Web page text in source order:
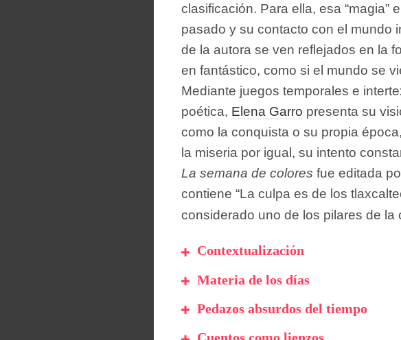
clasificación. Para ella, esa “magia”
pasado y su contacto con el mundo
de la autora se ven reflejados en la
en fantástico, como si el mundo se
Mediante juegos temporales e
poética, Elena Garro presenta su
como la conquista o su propia
la miseria por igual, su intento
La semana de colores fue editada
contiene “La culpa es de los
considerado uno de los pilares de
Contextualización
Materia de los días
Pedazos absurdos del tiempo